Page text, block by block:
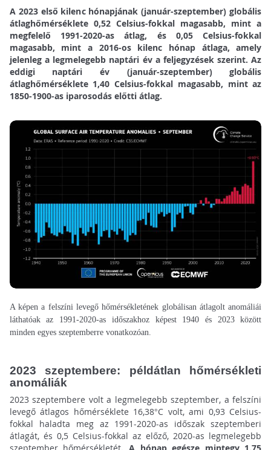
A 2023 első kilenc hónapjának (január-szeptember) globális
átlaghőmérséklete 0,52 Celsius-fokkal magasabb, mint a
megfelelő 1991-2020-as átlag, és 0,05 Celsius-fokkal
magasabb, mint a 2016-os kilenc hónap átlaga, amely
jelenleg a legmelegebb naptári év a feljegyzések szerint. Az
eddigi naptári év (január-szeptember) globális
átlaghőmérséklete 1,40 Celsius-fokkal magasabb, mint az
1850-1900-as iparosodás előtti átlag.
A képen a felszíni levegő hőmérsékletének globálisan átlagolt anomáliái
láthatóak az 1991-2020-as időszakhoz képest 1940 és 2023 között
minden egyes szeptemberre vonatkozóan.
2023 szeptembere: példátlan hőmérsékleti
anomáliák
2023 szeptembere volt a legmelegebb szeptember, a felszíni
levegő átlagos hőmérséklete 16,38°C volt, ami 0,93 Celsius-
fokkal haladta meg az 1991-2020-as időszak szeptemberi
átlagát, és 0,5 Celsius-fokkal az előző, 2020-as legmelegebb